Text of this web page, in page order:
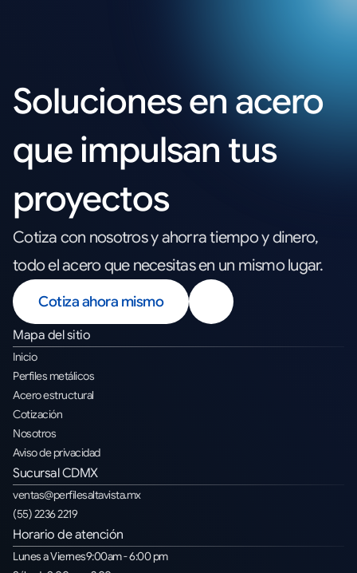
Soluciones en acero
que impulsan tus
proyectos
Cotiza con nosotros y ahorra tiempo y dinero,
todo el acero que necesitas en un mismo lugar.
Cotiza ahora mismo
Mapa del sitio
Inicio
Perfiles metálicos
Acero estructural
Cotización
Nosotros
Aviso de privacidad
Sucursal CDMX
ventas@perfilesaltavista.mx
(55) 2236 2219
Horario de atención
Lunes a Viernes9:00am - 6:00 pm